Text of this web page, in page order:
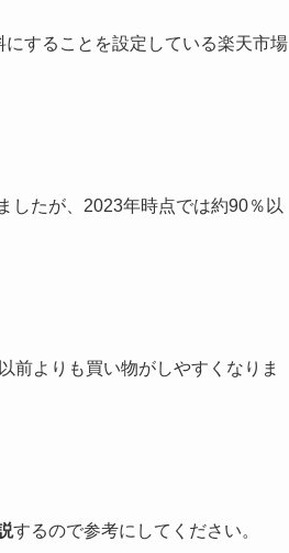
することを設定している楽天市場
したが、2023年時点では約90％以
前よりも買い物がしやすくなりま
するので参考にしてください。